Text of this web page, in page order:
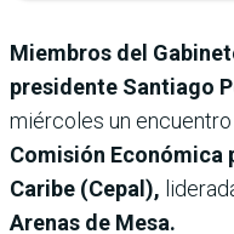
Miembros del
presidente Santiago
miércoles un
Comisión Económica
Caribe (Cepal),
Arenas de Mesa.